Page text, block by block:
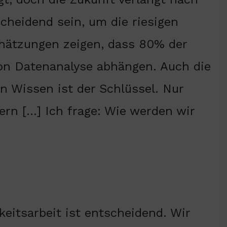
sein, um die riesigen
zeigen, dass 80% der
Datenanalyse abhängen. Auch die
Wissen ist der Schlüssel. Nur
[…] Ich frage: Wie werden wir
ist entscheidend. Wir